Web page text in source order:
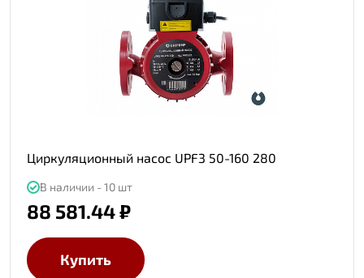
Циркуляционный насос UPF3 50-160 280
В наличии - 10 шт
88 581.44 ₽
Купить